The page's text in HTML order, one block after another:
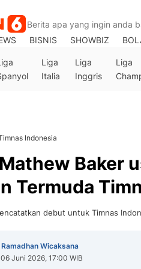
BISNIS SHOWBIZ
Liga
Italia
Liga
Inggris
Liga
Indonesia
Baker
Termuda
debut untuk Timnas
Wicaksana
Juni 2026, 17:00 WIB